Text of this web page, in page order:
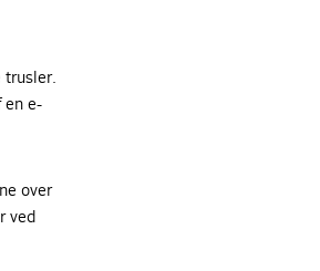
trusler.
e-
over
ved